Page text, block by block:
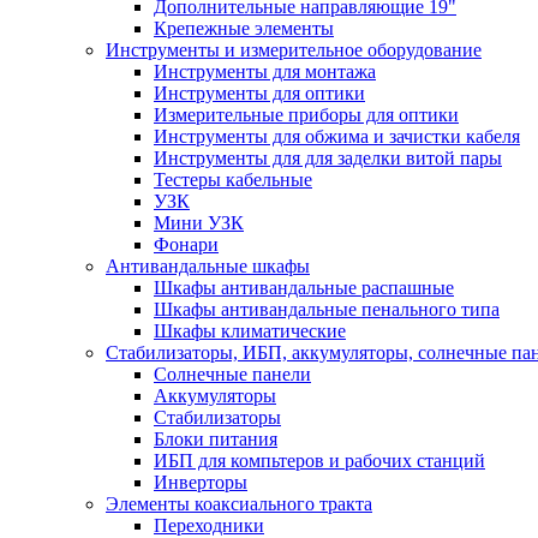
Дополнительные направляющие 19"
Крепежные элементы
Инструменты и измерительное оборудование
Инструменты для монтажа
Инструменты для оптики
Измерительные приборы для оптики
Инструменты для обжима и зачистки кабеля
Инструменты для для заделки витой пары
Тестеры кабельные
УЗК
Мини УЗК
Фонари
Антивандальные шкафы
Шкафы антивандальные распашные
Шкафы антивандальные пенального типа
Шкафы климатические
Стабилизаторы, ИБП, аккумуляторы, солнечные
Солнечные панели
Аккумуляторы
Стабилизаторы
Блоки питания
ИБП для компьтеров и рабочих станций
Инверторы
Элементы коаксиального тракта
Переходники